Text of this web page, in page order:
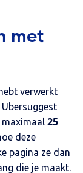
met
verwerkt
maximaal 25
deze
pagina ze dan
die je maakt.